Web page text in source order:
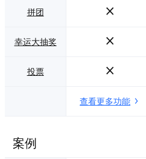
拼团
幸运大抽奖
投票
查看更多功能
案例